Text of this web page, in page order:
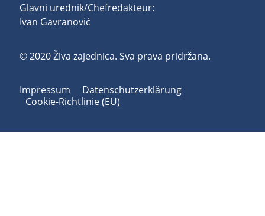
Glavni urednik/Chefredakteur:
Ivan Gavranović
© 2020 Živa zajednica. Sva prava pridržana.
Impressum
Datenschutzerklärung
Cookie-Richtlinie (EU)